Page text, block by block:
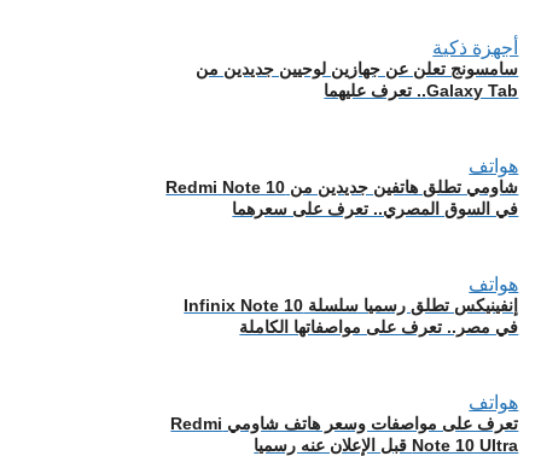
أجهزة ذكية
سامسونج تعلن عن جهازين لوحيين جديدين من
Galaxy Tab.. تعرف عليهما
هواتف
شاومي تطلق هاتفين جديدين من Redmi Note 10
في السوق المصري.. تعرف على سعرهما
هواتف
إنفينيكس تطلق رسميا سلسلة Infinix Note 10
في مصر.. تعرف على مواصفاتها الكاملة
هواتف
تعرف على مواصفات وسعر هاتف شاومي Redmi
Note 10 Ultra قبل الإعلان عنه رسميا